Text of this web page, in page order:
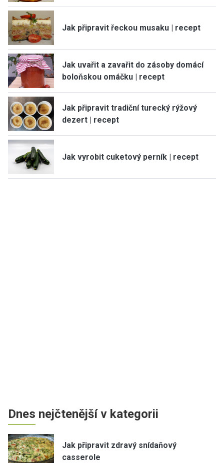
Jak připravit řeckou musaku | recept
Jak uvařit a zavařit do zásoby domácí
boloňskou omáčku | recept
Jak připravit tradiční turecký rýžový
dezert | recept
Jak vyrobit cuketový perník | recept
Dnes nejčtenější v kategorii
Jak připravit zdravý snídaňový
casserole